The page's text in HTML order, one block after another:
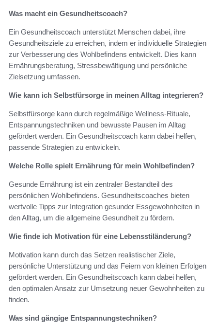
Was macht ein Gesundheitscoach?
Ein Gesundheitscoach unterstützt Menschen dabei, ihre
Gesundheitsziele zu erreichen, indem er individuelle Strategien
zur Verbesserung des Wohlbefindens entwickelt. Dies kann
Ernährungsberatung, Stressbewältigung und persönliche
Zielsetzung umfassen.
Wie kann ich Selbstfürsorge in meinen Alltag integrieren?
Selbstfürsorge kann durch regelmäßige Wellness-Rituale,
Entspannungstechniken und bewusste Pausen im Alltag
gefördert werden. Ein Gesundheitscoach kann dabei helfen,
passende Strategien zu entwickeln.
Welche Rolle spielt Ernährung für mein Wohlbefinden?
Gesunde Ernährung ist ein zentraler Bestandteil des
persönlichen Wohlbefindens. Gesundheitscoaches bieten
wertvolle Tipps zur Integration gesunder Essgewohnheiten in
den Alltag, um die allgemeine Gesundheit zu fördern.
Wie finde ich Motivation für eine Lebensstiländerung?
Motivation kann durch das Setzen realistischer Ziele,
persönliche Unterstützung und das Feiern von kleinen Erfolgen
gefördert werden. Ein Gesundheitscoach kann dabei helfen,
den optimalen Ansatz zur Umsetzung neuer Gewohnheiten zu
finden.
Was sind gängige Entspannungstechniken?